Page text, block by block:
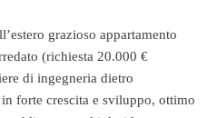
grazioso appartamento
(richiesta 20.000 €
di ingegneria dietro
forte crescita e sviluppo, ottimo